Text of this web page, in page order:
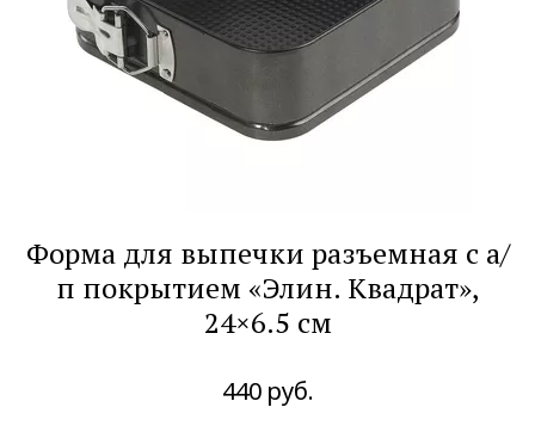
Форма для выпечки разъемная с а/
п покрытием «Элин. Квадрат»,
24×6.5 см
440 руб.